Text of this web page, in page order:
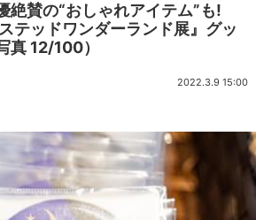
絶賛の“おしゃれアイテム”も!
テッドワンダーランド展』グッ
真 12/100）
2022.3.9 15:00